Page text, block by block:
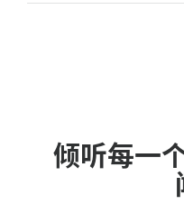
倾听每一